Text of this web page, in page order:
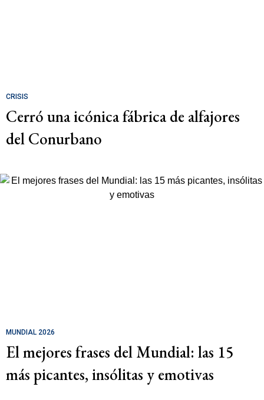
CRISIS
Cerró una icónica fábrica de alfajores
del Conurbano
MUNDIAL 2026
El mejores frases del Mundial: las 15
más picantes, insólitas y emotivas